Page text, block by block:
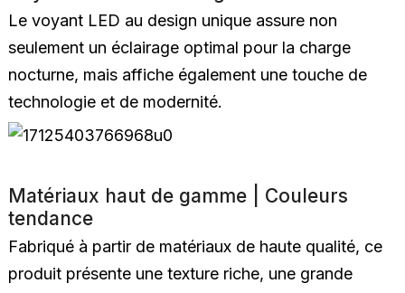
Le voyant LED au design unique assure non
seulement un éclairage optimal pour la charge
nocturne, mais affiche également une touche de
technologie et de modernité.
Matériaux haut de gamme | Couleurs
tendance
Fabriqué à partir de matériaux de haute qualité, ce
produit présente une texture riche, une grande